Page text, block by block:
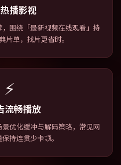
播影视
围绕「最新视频在线观看」持
片单，找片更省时。
⚡
流畅播放
优化缓冲与解码策略，常见网
持连贯少卡顿。